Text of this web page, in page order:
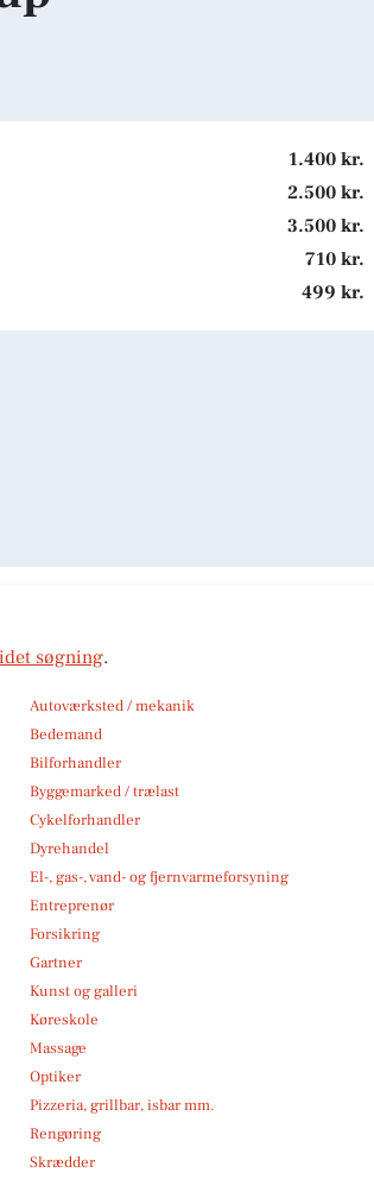
1.400 kr.
2.500 kr.
3.500 kr.
710 kr.
499 kr.
søgning.
Autoværksted / mekanik
Bedemand
Bilforhandler
Byggemarked / trælast
Cykelforhandler
Dyrehandel
El-, gas-, vand- og fjernvarmeforsyning
Entreprenør
Forsikring
Gartner
Kunst og galleri
Køreskole
Massage
Optiker
Pizzeria, grillbar, isbar mm.
Rengøring
Skrædder